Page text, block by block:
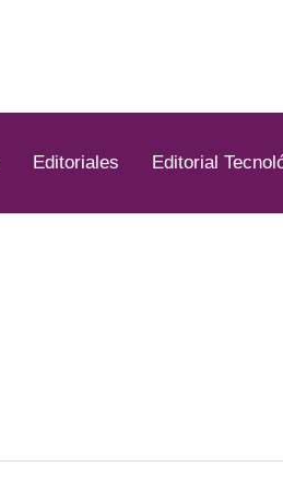
Editoriales Editorial